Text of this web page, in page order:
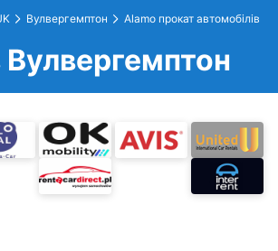
Вулвергемптон Alamo прокат автомобілів